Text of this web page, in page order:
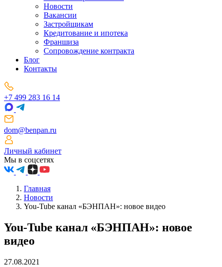
Новости
Вакансии
Застройщикам
Кредитование и ипотека
Франшиза
Сопровождение контракта
Блог
Контакты
+7 499 283 16 14
dom@benpan.ru
Личный кабинет
Мы в соцсетях
Главная
Новости
You-Tube канал «БЭНПАН»: новое видео
You-Tube канал «БЭНПАН»: новое
видео
27.08.2021